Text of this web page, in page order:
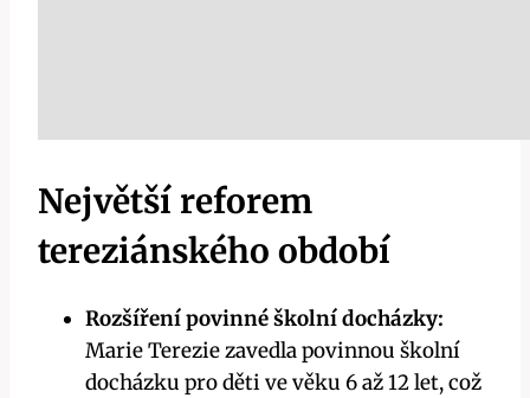
Největší reforem
tereziánského období
Rozšíření povinné školní docházky:
Marie Terezie zavedla povinnou školní
docházku pro děti ve věku 6 až 12 let, což